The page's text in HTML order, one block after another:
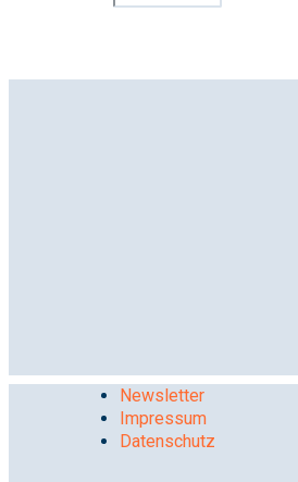
Newsletter
Impressum
Datenschutz